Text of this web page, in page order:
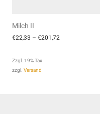
Milch II
€22,33 – €201,72
Zzgl. 19% Tax
zzgl. Versand